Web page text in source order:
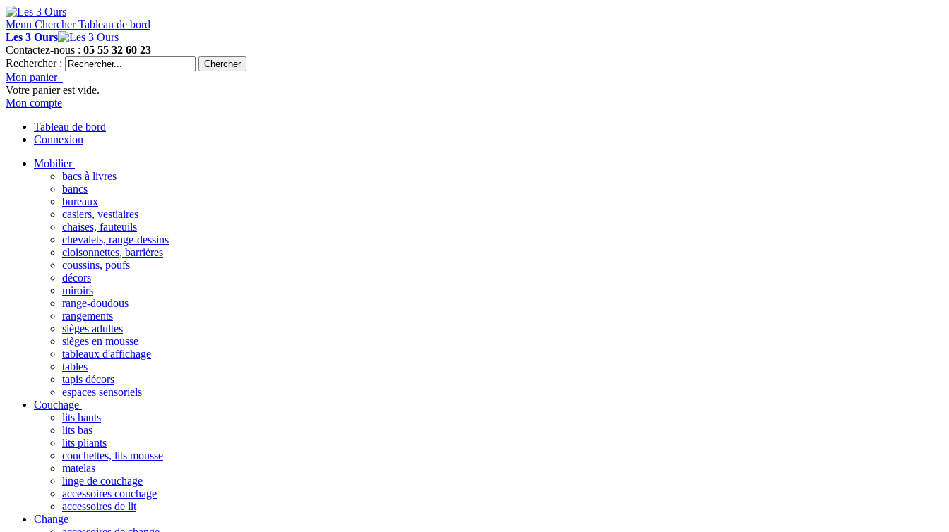
Menu Chercher Tableau de bord
Les 3 Ours
Contactez-nous : 05 55 32 60 23
Rechercher :
Chercher
Mon panier
Votre panier est vide.
Mon compte
Tableau de bord
Connexion
Mobilier
bacs à livres
bancs
bureaux
casiers, vestiaires
chaises, fauteuils
chevalets, range-dessins
cloisonnettes, barrières
coussins, poufs
décors
miroirs
range-doudous
rangements
sièges adultes
sièges en mousse
tableaux d'affichage
tables
tapis décors
espaces sensoriels
Couchage
lits hauts
lits bas
lits pliants
couchettes, lits mousse
matelas
linge de couchage
accessoires couchage
accessoires de lit
Change